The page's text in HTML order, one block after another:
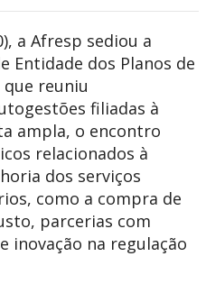
a Afresp sediou a
Entidade dos Planos de
que reuniu
filiadas à
ampla, o encontro
relacionados à
dos serviços
como a compra de
parcerias com
inovação na regulação